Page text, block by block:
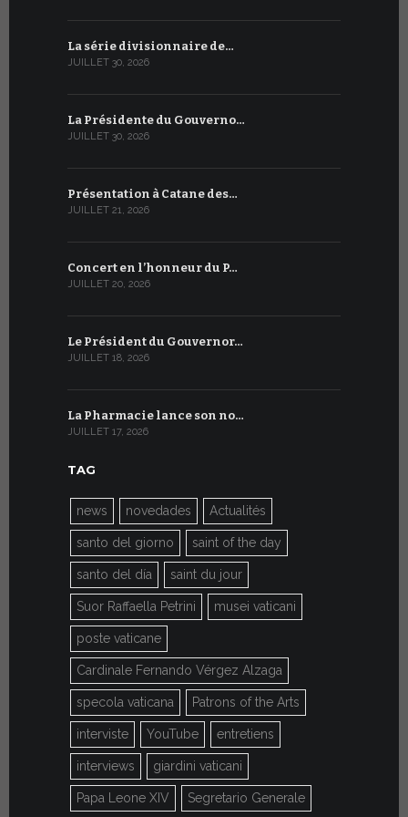
La série divisionnaire de…
JUILLET 30, 2026
La Présidente du Gouverno…
JUILLET 30, 2026
Présentation à Catane des…
JUILLET 21, 2026
Concert en l’honneur du P…
JUILLET 20, 2026
Le Président du Gouvernor…
JUILLET 18, 2026
La Pharmacie lance son no…
JUILLET 17, 2026
TAG
news novedades Actualités
santo del giorno saint of the day
santo del día saint du jour
Suor Raffaella Petrini musei vaticani
poste vaticane
Cardinale Fernando Vérgez Alzaga
specola vaticana Patrons of the Arts
interviste YouTube entretiens
interviews giardini vaticani
Papa Leone XIV Segretario Generale